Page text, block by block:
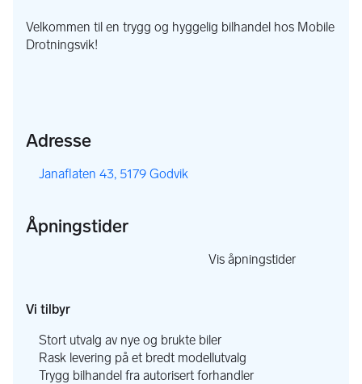
Velkommen til en trygg og hyggelig bilhandel hos Mobile
Drotningsvik!
Adresse
Janaflaten 43, 5179 Godvik
Åpningstider
Vis åpningstider
Vi tilbyr
Stort utvalg av nye og brukte biler
Rask levering på et bredt modellutvalg
Trygg bilhandel fra autorisert forhandler